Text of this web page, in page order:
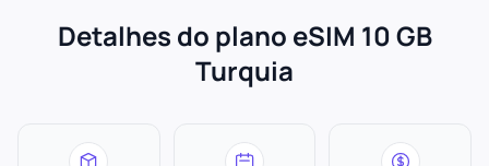
Detalhes do plano eSIM 10 GB
Turquia